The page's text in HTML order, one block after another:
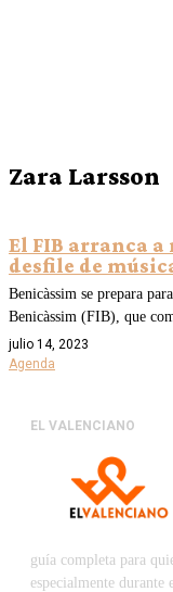
Zara Larsson
El FIB arranca
desfile de
Benicàssim se prepara
Benicàssim (FIB), que
julio 14, 2023
Agenda
EL VALENCIANO
guía completa para
especialmente